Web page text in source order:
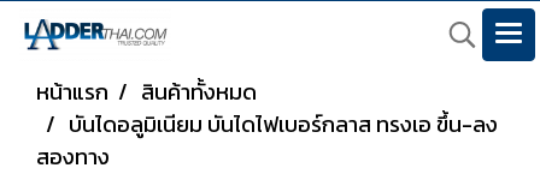
หน้าแรก
สินค้าทั้งหมด
บันไดอลูมิเนียม บันไดไฟเบอร์กลาส ทรงเอ ขึ้น-ลง
สองทาง